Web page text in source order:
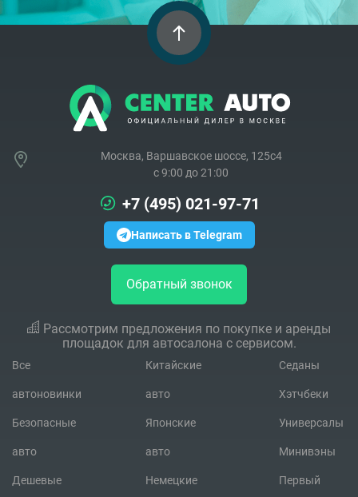
Москва, Варшавское шоссе, 125с4
c 9:00 до 21:00
+7 (495) 021-97-71
Написать в Telegram
Обратный звонок
Рассмотрим предложения по покупке и аренды
площадок для автосалона с сервисом.
Все
автоновинки
Безопасные
авто
Дешевые
Китайские
авто
Японские
авто
Немецкие
Седаны
Хэтчбеки
Универсалы
Минивэны
Первый